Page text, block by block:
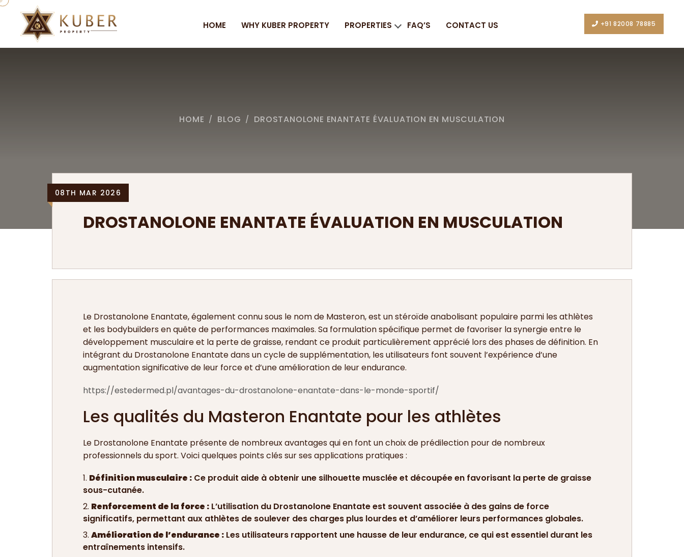
HOME WHY KUBER PROPERTY PROPERTIES FAQ’S CONTACT US +91 82008 78885
HOME / BLOG / DROSTANOLONE ENANTATE ÉVALUATION EN MUSCULATION
08TH MAR 2026
DROSTANOLONE ENANTATE ÉVALUATION EN MUSCULATION
Le Drostanolone Enantate, également connu sous le nom de Masteron, est un stéroïde anabolisant populaire parmi les athlètes
et les bodybuilders en quête de performances maximales. Sa formulation spécifique permet de favoriser la synergie entre le
développement musculaire et la perte de graisse, rendant ce produit particulièrement apprécié lors des phases de définition. En
intégrant du Drostanolone Enantate dans un cycle de supplémentation, les utilisateurs font souvent l’expérience d’une
augmentation significative de leur force et d’une amélioration de leur endurance.
https://estedermed.pl/avantages-du-drostanolone-enantate-dans-le-monde-sportif/
Les qualités du Masteron Enantate pour les athlètes
Le Drostanolone Enantate présente de nombreux avantages qui en font un choix de prédilection pour de nombreux
professionnels du sport. Voici quelques points clés sur ses applications pratiques :
Définition musculaire : Ce produit aide à obtenir une silhouette musclée et découpée en favorisant la perte de graisse
sous-cutanée.
Renforcement de la force : L’utilisation du Drostanolone Enantate est souvent associée à des gains de force
significatifs, permettant aux athlètes de soulever des charges plus lourdes et d’améliorer leurs performances globales.
Amélioration de l’endurance : Les utilisateurs rapportent une hausse de leur endurance, ce qui est essentiel durant les
entraînements intensifs.